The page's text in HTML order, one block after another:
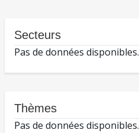
Secteurs
Pas de données disponibles.
Thèmes
Pas de données disponibles.